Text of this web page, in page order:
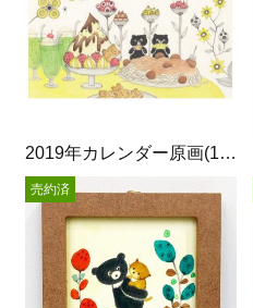
2019年カレンダー原画(11月)
売約済